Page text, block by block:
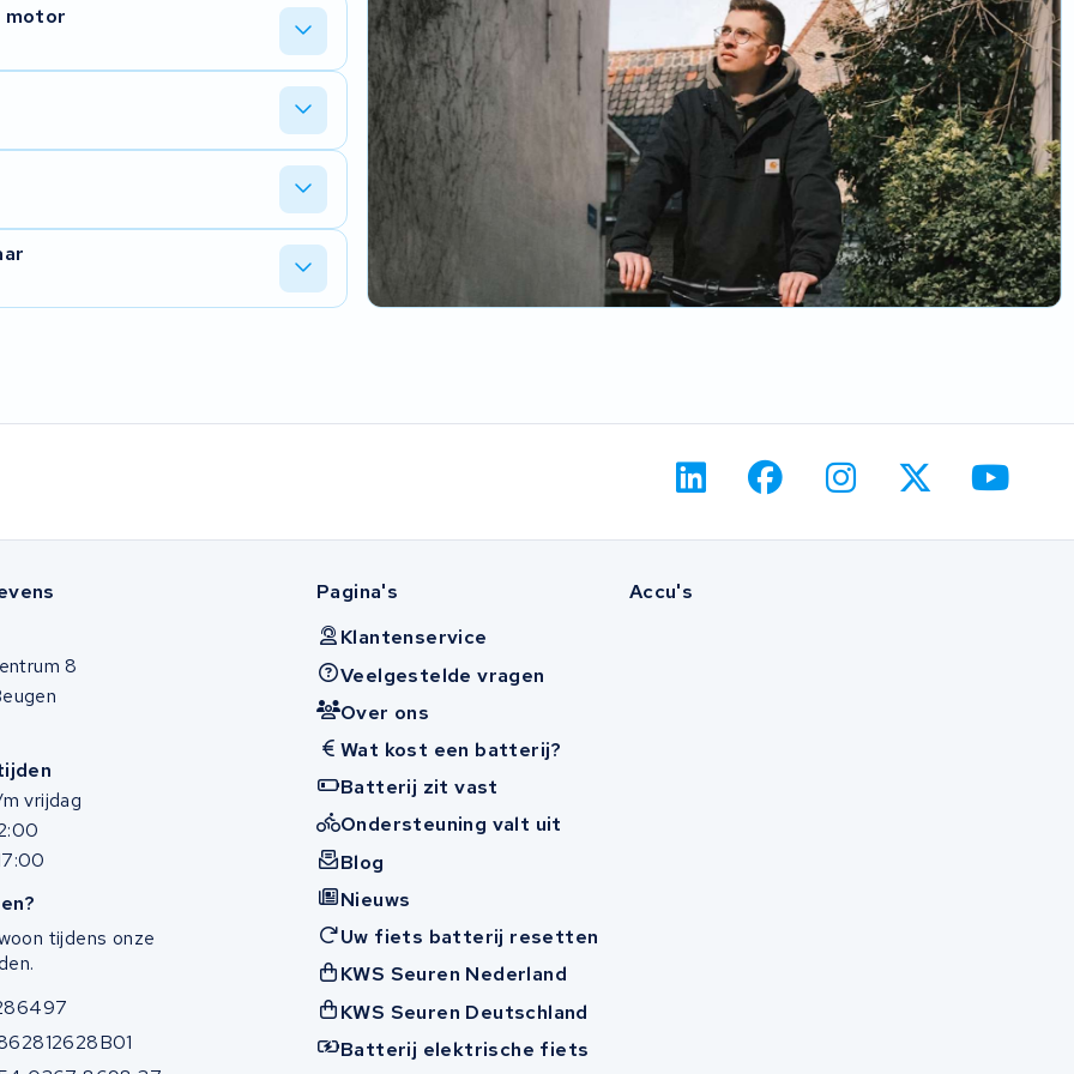
die wij kunnen vervangen. Stuur
motor
meestal door een diepontladen
het pakket positief getest is, brengen
Behuizing en BMS blijven
8
vrijdag
tijdens onze
Pagina's
Klantenservice
Veelgestelde vragen
Over ons
Wat kost een batterij?
Batterij zit vast
Ondersteuning valt uit
Blog
Nieuws
Uw fiets batterij resetten
KWS Seuren Nederland
KWS Seuren Deutschland
Batterij elektrische fiets
Accu's